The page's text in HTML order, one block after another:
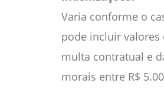
Varia conforme o
pode incluir valores
multa contratual e
morais entre R$